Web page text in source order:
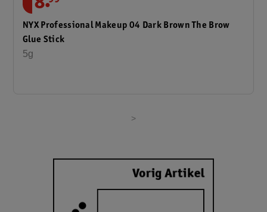
8
NYX Professional Makeup 04 Dark Brown The Brow
Glue Stick
5g
>
Vorig Artikel